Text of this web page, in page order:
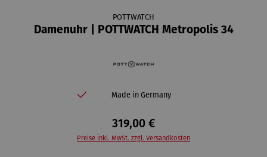
POTTWATCH
Damenuhr | POTTWATCH Metropolis 34
Made in Germany
319,00 €
Preise inkl. MwSt. zzgl. Versandkosten